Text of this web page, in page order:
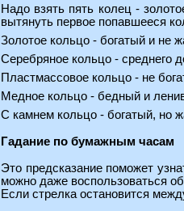
Надо взять пять колец -
вытянуть первое попавшееся
Золотое кольцо - богатый и не
Серебряное кольцо - среднего
Пластмассовое кольцо - не
Медное кольцо - бедный и
С камнем кольцо - богатый, но
Гадание по бумажным часам
Это предсказание поможет
можно даже воспользоваться
Если стрелка остановится